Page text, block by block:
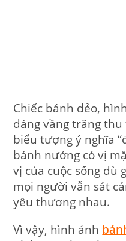
Chiếc bánh dẻo,
dáng vầng trăng
biểu tượng ý nghĩa
bánh nướng có vị
vị của cuộc sống dù
mọi người vẫn sát
yêu thương nhau.
Vì vậy, hình ảnh